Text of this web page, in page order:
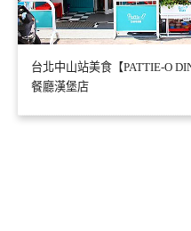
台北中山站美食【PATTIE-O
餐廳漢堡店